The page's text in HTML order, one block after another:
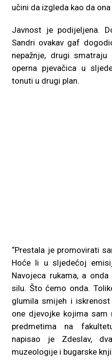
učini da izgleda kao da
Javnost je podijeljena.
Sandri ovakav gaf
nepažnje, drugi
operna pjevačica u
tonuti u drugi plan.
“Prestala je promovirati
Hoće li u sljedećoj
Navojeca rukama, a
silu. Što ćemo onda.
glumila smijeh i
one djevojke kojima
predmetima na
napisao je Zdeslav,
muzeologije i bugarske